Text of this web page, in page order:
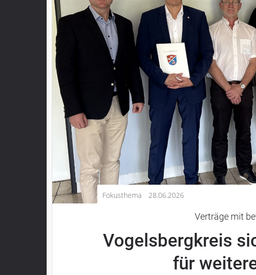
Kultur
Lifestyle
Wirtschaft
Vogelsberg
Alsfeld
Lauterbach
Romrod
Homberg
Schotten
Antrifttal
Feldatal
Fokusthema 28.06.2026
Verträge mit
Vogelsbergkreis
für